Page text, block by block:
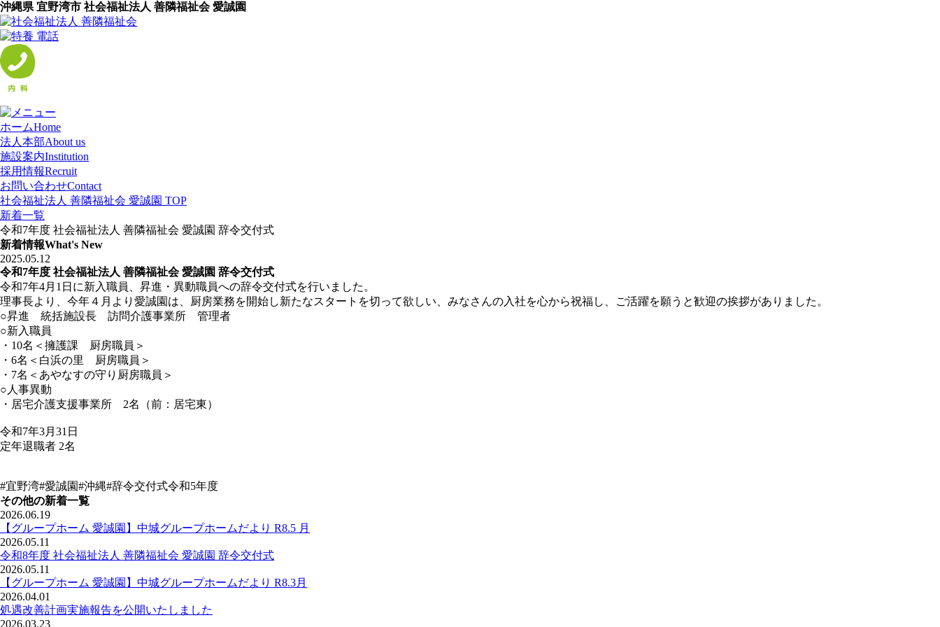
沖縄県 宜野湾市 社会福祉法人 善隣福祉会 愛誠園
ホームHome
法人本部About us
施設案内Institution
採用情報Recruit
お問い合わせContact
社会福祉法人 善隣福祉会 愛誠園 TOP
新着一覧
令和7年度 社会福祉法人 善隣福祉会 愛誠園 辞令交付式
新着情報What's New
2025.05.12
令和7年度 社会福祉法人 善隣福祉会 愛誠園 辞令交付式
令和7年4月1日に新入職員、昇進・異動職員への辞令交付式を行いました。
理事長より、今年４月より愛誠園は、厨房業務を開始し新たなスタートを切って欲しい、みなさんの入社を心から祝福し、ご活躍を願うと歓迎の挨拶がありました。
○昇進 統括施設長 訪問介護事業所 管理者
○新入職員
・10名＜擁護課 厨房職員＞
・6名＜白浜の里 厨房職員＞
・7名＜あやなすの守り厨房職員＞
○人事異動
・居宅介護支援事業所 2名（前：居宅東）
令和7年3月31日
定年退職者 2名
#宜野湾#愛誠園#沖縄#辞令交付式令和5年度
その他の新着一覧
2026.06.19
【グループホーム 愛誠園】中城グループホームだより R8.5 月
2026.05.11
令和8年度 社会福祉法人 善隣福祉会 愛誠園 辞令交付式
2026.05.11
【グループホーム 愛誠園】中城グループホームだより R8.3月
2026.04.01
処遇改善計画実施報告を公開いたしました
2026.03.23